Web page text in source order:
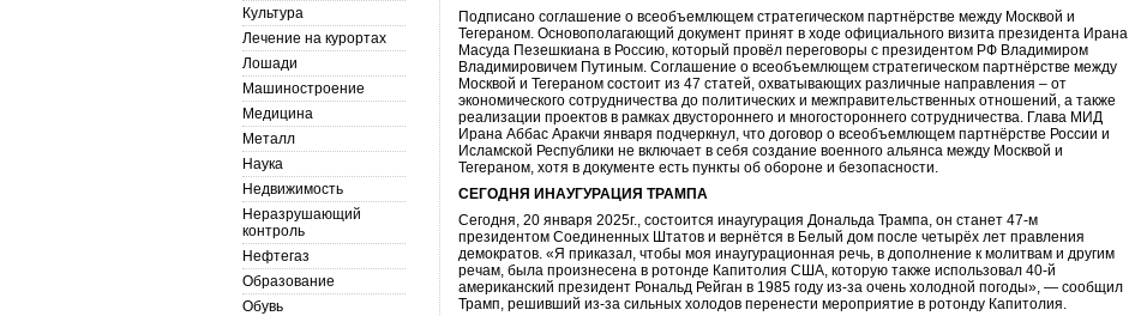
Подписано соглашение о всеобъемлющем стратегическом партнёрстве между Москвой и
Тегераном. Основополагающий документ принят в ходе официального визита президента Ирана
Масуда Пезешкиана в Россию, который провёл переговоры с президентом РФ Владимиром
Владимировичем Путиным. Соглашение о всеобъемлющем стратегическом партнёрстве между
Москвой и Тегераном состоит из 47 статей, охватывающих различные направления – от
экономического сотрудничества до политических и межправительственных отношений, а также
реализации проектов в рамках двустороннего и многостороннего сотрудничества. Глава МИД
Ирана Аббас Аракчи января подчеркнул, что договор о всеобъемлющем партнёрстве России и
Исламской Республики не включает в себя создание военного альянса между Москвой и
Тегераном, хотя в документе есть пункты об обороне и безопасности.
СЕГОДНЯ ИНАУГУРАЦИЯ ТРАМПА
Сегодня, 20 января 2025г., состоится инаугурация Дональда Трампа, он станет 47-м
президентом Соединенных Штатов и вернётся в Белый дом после четырёх лет правления
демократов. «Я приказал, чтобы моя инаугурационная речь, в дополнение к молитвам и другим
речам, была произнесена в ротонде Капитолия США, которую также использовал 40-й
американский президент Рональд Рейган в 1985 году из-за очень холодной погоды», — сообщил
Трамп, решивший из-за сильных холодов перенести мероприятие в ротонду Капитолия.
Культура
Лечение на курортах
Лошади
Машиностроение
Медицина
Металл
Наука
Недвижимость
Неразрушающий
контроль
Нефтегаз
Образование
Обувь